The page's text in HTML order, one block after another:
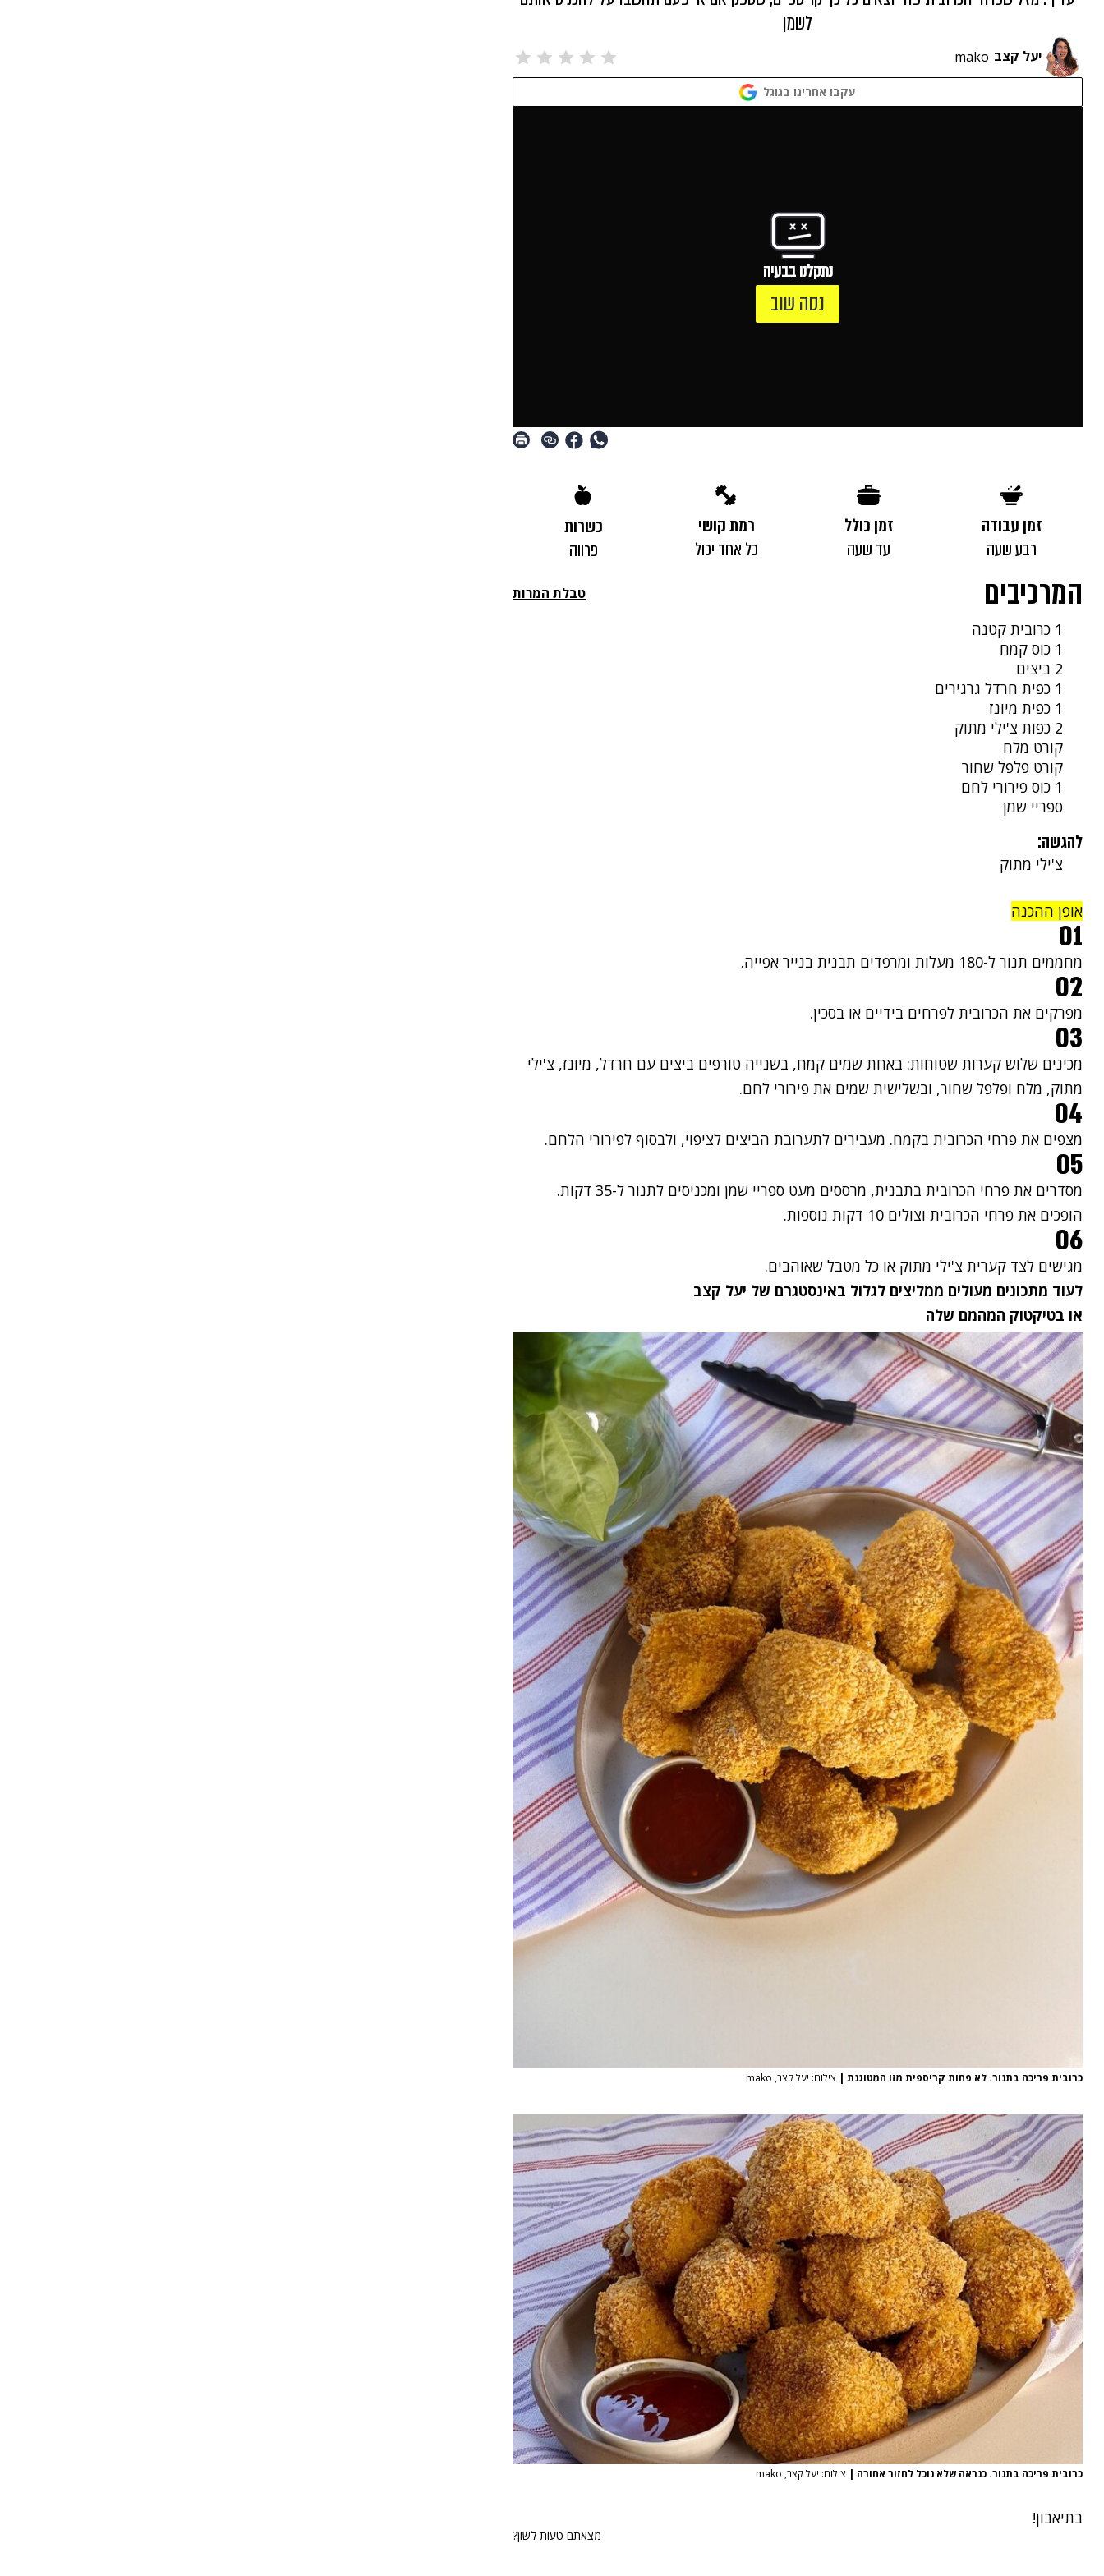
לשמן
יעל קצב mako
עקבו אחרינו בגוגל
נתקלנו בבעיה
נסה שוב
זמן עבודה
רבע שעה
זמן כולל
עד שעה
רמת קושי
כל אחד יכול
כשרות
פרווה
המרכיבים טבלת המרות
1 כרובית קטנה
1 כוס קמח
2 ביצים
1 כפית חרדל גרגירים
1 כפית מיונז
2 כפות צ'ילי מתוק
קורט מלח
קורט פלפל שחור
1 כוס פירורי לחם
ספריי שמן
להגשה:
צ'ילי מתוק
אופן ההכנה
01
מחממים תנור ל-180 מעלות ומרפדים תבנית בנייר אפייה.
02
מפרקים את הכרובית לפרחים בידיים או בסכין.
03
מכינים שלוש קערות שטוחות: באחת שמים קמח, בשנייה טורפים ביצים עם חרדל, מיונז, צ'ילי
מתוק, מלח ופלפל שחור, ובשלישית שמים את פירורי לחם.
04
מצפים את פרחי הכרובית בקמח. מעבירים לתערובת הביצים לציפוי, ולבסוף לפירורי הלחם.
05
מסדרים את פרחי הכרובית בתבנית, מרססים מעט ספריי שמן ומכניסים לתנור ל-35 דקות.
הופכים את פרחי הכרובית וצולים 10 דקות נוספות.
06
מגישים לצד קערית צ'ילי מתוק או כל מטבל שאוהבים.
לעוד מתכונים מעולים ממליצים לגלול באינסטגרם של יעל קצב
או בטיקטוק המהמם שלה
כרובית פריכה בתנור. לא פחות קריספית מזו המטוגנת | צילום: יעל קצב, mako
כרובית פריכה בתנור. כנראה שלא נוכל לחזור אחורה | צילום: יעל קצב, mako
בתיאבון!
מצאתם טעות לשון?